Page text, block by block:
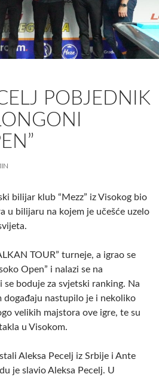
POBJEDNIK
bilijar klub “Mezz” iz Visokog bio
u bilijaru na kojem je učešće uzelo
TOUR” turneje, a igrao se
Open” i nalazi se na
boduje za svjetski ranking. Na
događaju nastupilo je i nekoliko
velikih majstora ove igre, te su
u Visokom.
Aleksa Pecelj iz Srbije i Ante
je slavio Aleksa Pecelj. U